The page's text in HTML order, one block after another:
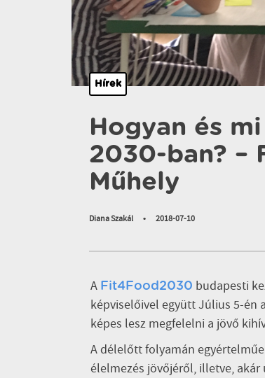
Hírek
Hogyan és
2030-ban? –
Műhely
Diana Szakál • 2018-07-10
A Fit4Food2030 budapesti
képviselőivel együtt Július 5-én
képes lesz megfelelni a jövő
A délelőtt folyamán
élelmezés jövőjéről, illetve,